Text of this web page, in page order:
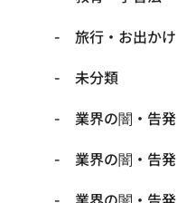
旅行・お出かけ
未分類
業界の闇・告発
業界の闇・告発